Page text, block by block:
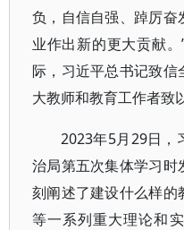
负，自信自强、踔厉
业作出新的更大贡献
际，习近平总书记致
大教师和教育工作者致
2023年5月29日，
治局第五次集体学习时
刻阐述了建设什么样的
等一系列重大理论和